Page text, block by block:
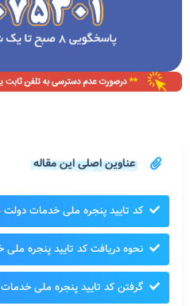
عناوین اصلی این مقاله
کد تایید پنجره ملی خدمات
نحوه دریافت کد تایید پنجره
گرفتن کد تایید پنجره ملی